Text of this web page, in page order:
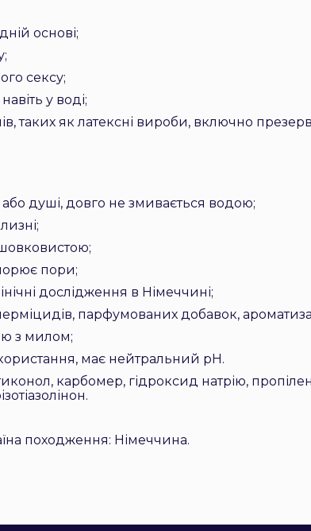
основі;
;
сексу;
у воді;
таких як латексні вироби, включно
душі, довго не змивається водою;
;
;
пори;
дослідження в Німеччині;
парфумованих добавок,
з милом;
має нейтральний pH.
карбомер, гідроксид натрію,
походження: Німеччина.